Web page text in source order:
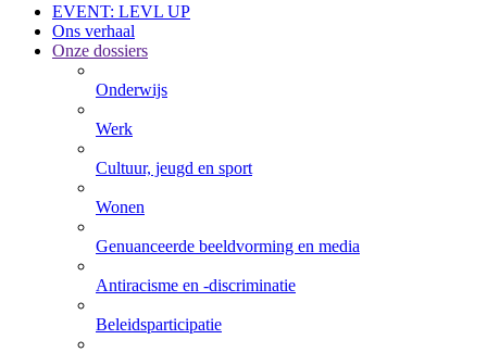
EVENT: LEVL UP
Ons verhaal
Onze dossiers
Onderwijs
Werk
Cultuur, jeugd en sport
Wonen
Genuanceerde beeldvorming en media
Antiracisme en -discriminatie
Beleids­participatie